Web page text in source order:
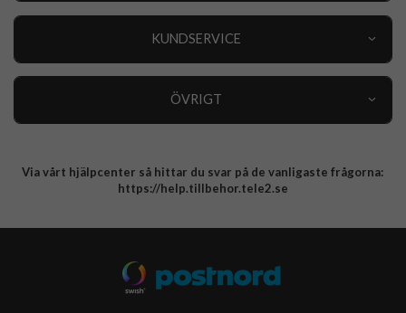
KUNDSERVICE
ÖVRIGT
Integritetspolicy
Via vårt hjälpcenter så hittar du svar på de vanligaste frågorna:
https://help.tillbehor.tele2.se